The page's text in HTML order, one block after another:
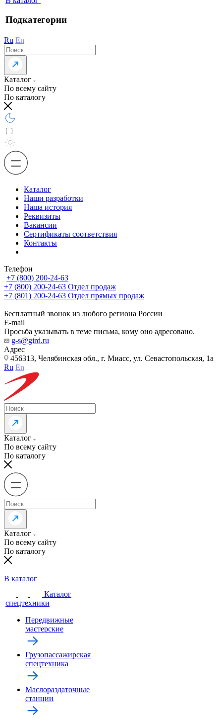
Подкатегории
Ru En
Каталог
По всему сайту
По каталогу
Каталог
Наши разработки
Наша история
Реквизиты
Вакансии
Сертификаты соответствия
Контакты
Телефон
+7 (800) 200-24-63
+7 (800) 200-24-63 Отдел продаж
+7 (801) 200-24-63 Отдел прямых продаж
Бесплатный звонок из любого региона России
E-mail
Просьба указывать в теме письма, кому оно адресовано.
g-s@gird.ru
Адрес
456313, Челябинская обл., г. Миасс, ул. Севастопольская, 1а
Ru En
Каталог
По всему сайту
По каталогу
Каталог
По всему сайту
По каталогу
В каталог
Каталог
спецтехники
Передвижные
мастерские
Грузопассажирская
спецтехника
Маслораздаточные
станции